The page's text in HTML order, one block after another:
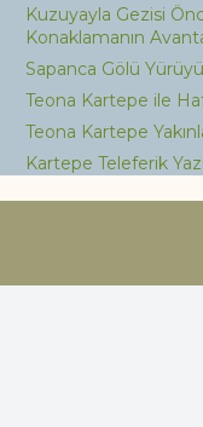
Kuzuyayla Gezisi
Konaklamanın
Sapanca Gölü
Teona Kartepe ile
Teona Kartepe
Kartepe Teleferik